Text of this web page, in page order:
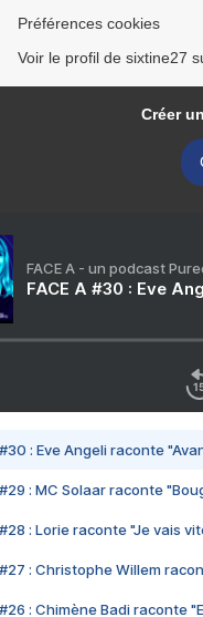
Préférences cookies
Voir le profil de sixtine27
Créer
FACE A - un podcast
FACE A #30 : Eve
#30 : Eve Angeli raconte
#29 : MC Solaar raconte
#28 : Lorie raconte "Je vais
#27 : Christophe Willem
#26 : Chimène Badi raconte